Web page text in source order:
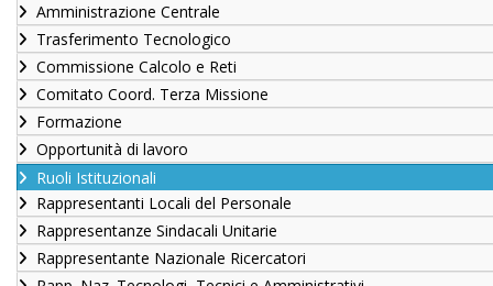
Amministrazione Centrale
Trasferimento Tecnologico
Commissione Calcolo e Reti
Comitato Coord. Terza Missione
Formazione
Opportunità di lavoro
Ruoli Istituzionali
Rappresentanti Locali del Personale
Rappresentanze Sindacali Unitarie
Rappresentante Nazionale Ricercatori